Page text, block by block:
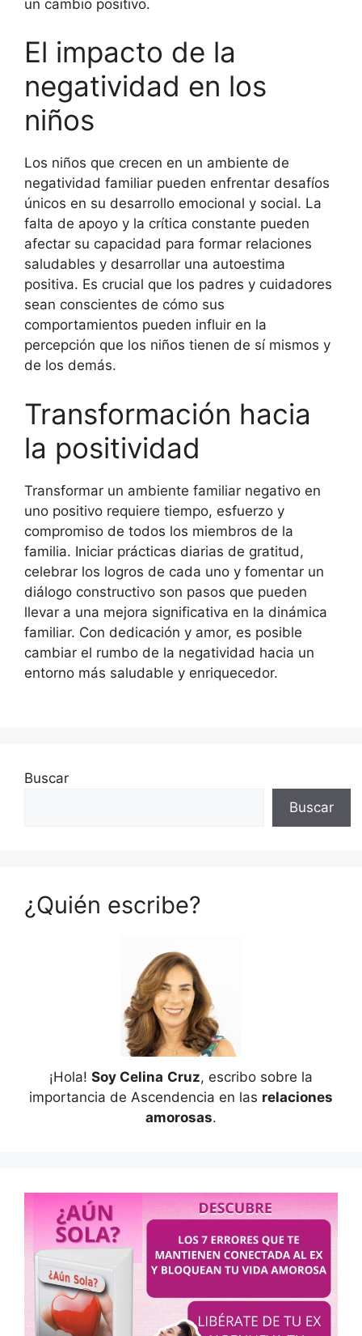
un cambio positivo.
El impacto de la
negatividad en los
niños
Los niños que crecen en un ambiente de
negatividad familiar pueden enfrentar desafíos
únicos en su desarrollo emocional y social. La
falta de apoyo y la crítica constante pueden
afectar su capacidad para formar relaciones
saludables y desarrollar una autoestima
positiva. Es crucial que los padres y cuidadores
sean conscientes de cómo sus
comportamientos pueden influir en la
percepción que los niños tienen de sí mismos y
de los demás.
Transformación hacia
la positividad
Transformar un ambiente familiar negativo en
uno positivo requiere tiempo, esfuerzo y
compromiso de todos los miembros de la
familia. Iniciar prácticas diarias de gratitud,
celebrar los logros de cada uno y fomentar un
diálogo constructivo son pasos que pueden
llevar a una mejora significativa en la dinámica
familiar. Con dedicación y amor, es posible
cambiar el rumbo de la negatividad hacia un
entorno más saludable y enriquecedor.
Buscar
Buscar
¿Quién escribe?
¡Hola! Soy Celina Cruz, escribo sobre la
importancia de Ascendencia en las relaciones
amorosas.